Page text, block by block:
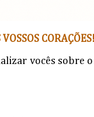
CORAÇÕES!
vocês sobre